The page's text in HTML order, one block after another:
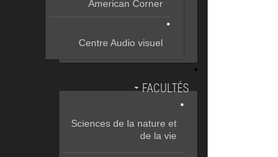
American Corner
Centre Audio visuel
FACULTÉS
Sciences de la nature et
de la vie